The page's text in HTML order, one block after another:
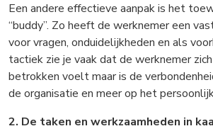
Een andere effectieve aanpak is het
“buddy”. Zo heeft de werknemer een
voor vragen, onduidelijkheden en als
tactiek zie je vaak dat de werknemer
betrokken voelt maar is de
de organisatie en meer op het
2. De taken en werkzaamheden in